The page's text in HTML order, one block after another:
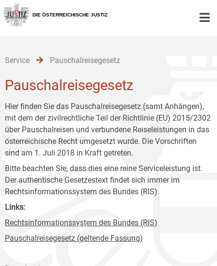
Zur
Hauptnavigation
[1]
Zum
Inhalt
[2]
Zum
Untermenü
[3]
DIE ÖSTERREICHISCHE JUSTIZ
Service Pauschalreisegesetz
Pauschalreisegesetz
Hier finden Sie das Pauschalreisegesetz (samt Anhängen),
mit dem der zivilrechtliche Teil der Richtlinie (EU) 2015/2302
über Pauschalreisen und verbundene Reiseleistungen in das
österreichische Recht umgesetzt wurde. Die Vorschriften
sind am 1. Juli 2018 in Kraft getreten.
Bitte beachten Sie, dass dies eine reine Serviceleistung ist.
Der authentische Gesetzestext findet sich immer im
Rechtsinformationssystem des Bundes (RIS).
Links:
Rechtsinformationssystem des Bundes (RIS)
Pauschalreisegesetz (geltende Fassung)